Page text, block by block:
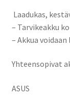
TP420,
VivoBook
14
Sarjat
Laadukas,
– Tarvikeakku
– Akkua
Yhteensopivat
ASUS